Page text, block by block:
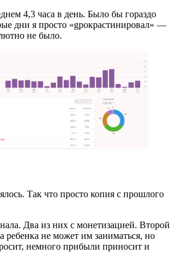
4,3 часа в день. Было бы гораздо
дни я просто «gрокрастинировал» —
не было.
Так что просто копия с прошлого
Два из них с монетизацией. Второй
ребенка не может им заниматься, но
немного прибыли приносит и